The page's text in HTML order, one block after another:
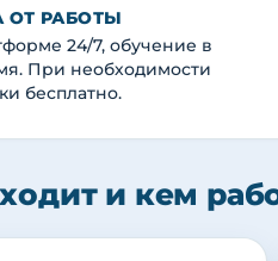
ОТ РАБОТЫ
24/7, обучение в
При необходимости
бесплатно.
и кем